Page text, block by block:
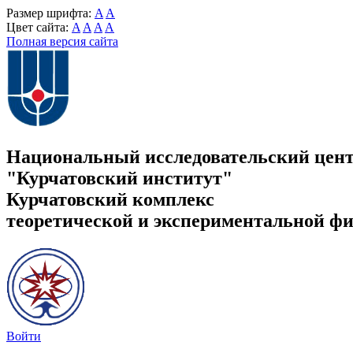
Размер шрифта: A A
Цвет сайта: A A A A
Полная версия сайта
Национальный исследовательский
"Курчатовский институт"
Курчатовский комплекс
теоретической и экспериментальной
Войти